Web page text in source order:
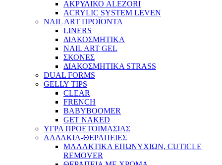
ΑΚΡΥΛΙΚΟ ALEZORI
ACRYLIC SYSTEM LEVEN
NAIL ART ΠΡΟΪΟΝΤΑ
LINERS
ΔΙΑΚΟΣΜΗΤΙΚΑ
NAIL ART GEL
ΣΚΟΝΕΣ
ΔΙΑΚΟΣΜΗΤΙΚΑ STRASS
DUAL FORMS
GELLY TIPS
CLEAR
FRENCH
BABYBOOMER
GET NAKED
ΥΓΡΑ ΠΡΟΕΤΟΙΜΑΣΙΑΣ
ΛΑΔΑΚΙΑ-ΘΕΡΑΠΕΙΕΣ
ΜΑΛΑΚΤΙΚΑ ΕΠΩΝΥΧΙΩΝ, CUTICLE
REMOVER